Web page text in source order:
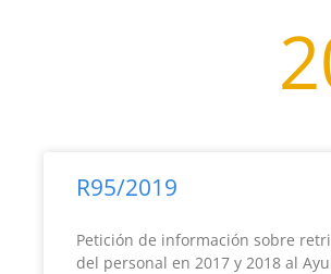
R95/2019
Petición de información sobre
del personal en 2017 y 2018 al